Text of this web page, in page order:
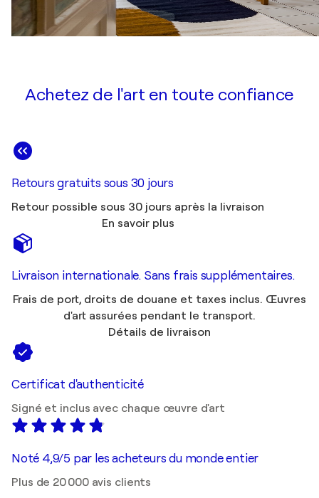
Achetez de l'art en toute confiance
Retours gratuits sous 30 jours
Retour possible sous 30 jours après la livraison
En savoir plus
Livraison internationale. Sans frais supplémentaires.
Frais de port, droits de douane et taxes inclus. Œuvres
d'art assurées pendant le transport.
Détails de livraison
Certificat d'authenticité
Signé et inclus avec chaque œuvre d'art
Noté 4,9/5 par les acheteurs du monde entier
Plus de 20 000 avis clients